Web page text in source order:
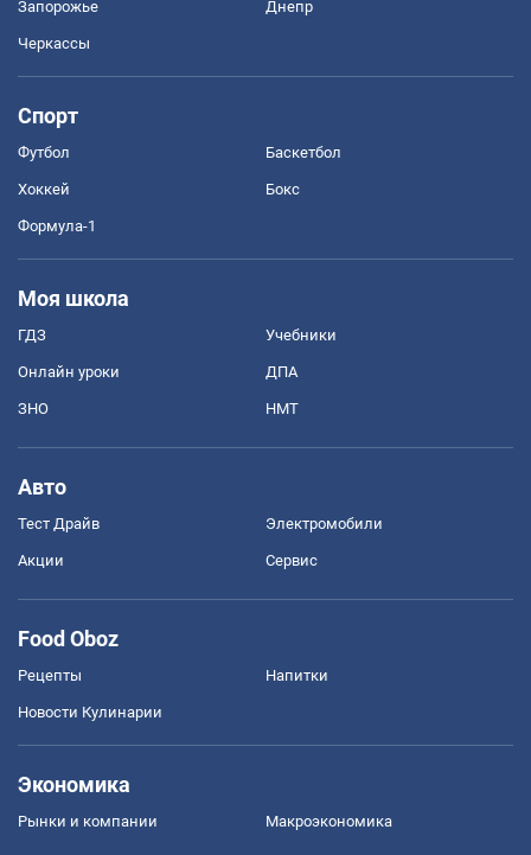
Запорожье Днепр
Черкассы
Спорт
Футбол Баскетбол
Хоккей Бокс
Формула-1
Моя школа
ГДЗ Учебники
Онлайн уроки ДПА
ЗНО НМТ
Авто
Тест Драйв Электромобили
Акции Сервис
Food Oboz
Рецепты Напитки
Новости Кулинарии
Экономика
Рынки и компании Mакроэкономика